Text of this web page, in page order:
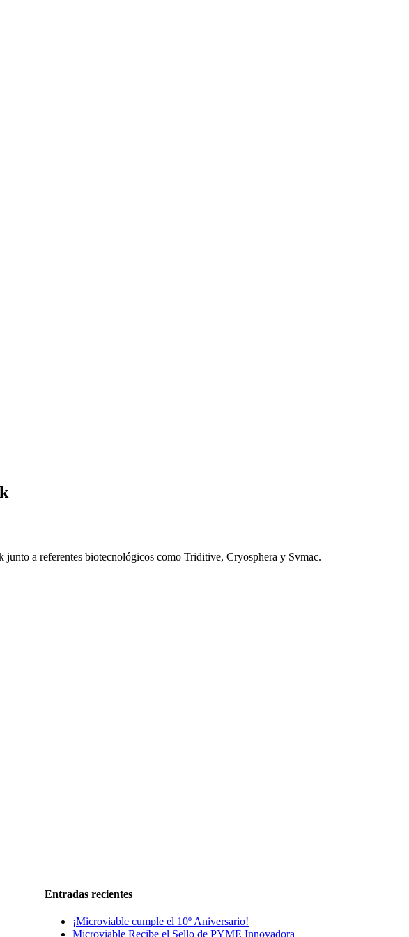
a referentes biotecnológicos como Triditive, Cryosphera y Svmac.
Entradas recientes
¡Microviable cumple el 10º Aniversario!
Microviable Recibe el Sello de PYME Innovadora